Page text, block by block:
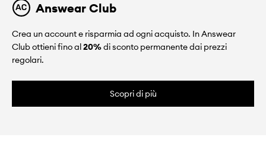
Answear Club
Crea un account e risparmia ad ogni acquisto. In Answear
Club ottieni fino al20%di sconto permanente dai prezzi
regolari.
Scopri di più